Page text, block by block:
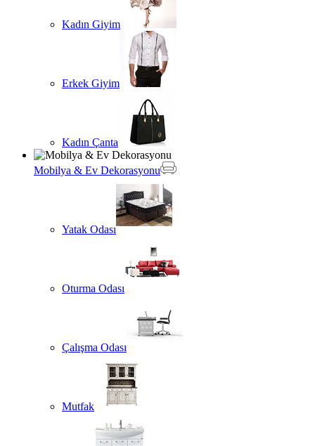
Kadın Giyim
Erkek Giyim
Kadın Çanta
Mobilya & Ev Dekorasyonu
Yatak Odası
Oturma Odası
Çalışma Odası
Mutfak